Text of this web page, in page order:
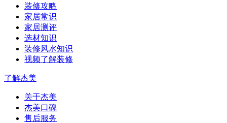
装修攻略
家居常识
家居测评
选材知识
装修风水知识
视频了解装修
了解杰美
关于杰美
杰美口碑
售后服务